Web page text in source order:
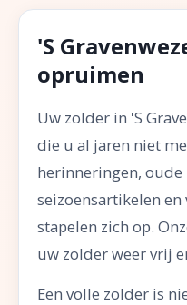
'S
opruimen
Uw zolder in 'S
die u al jaren niet
herinneringen, oude
seizoensartikelen
stapelen zich op.
uw zolder weer vrij
Een volle zolder is